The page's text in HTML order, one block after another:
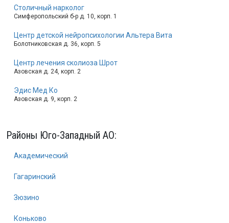
Столичный нарколог
Симферопольский б-р д. 10, корп. 1
Центр детской нейропсихологии Альтера Вита
Болотниковская д. 36, корп. 5
Центр лечения сколиоза Шрот
Азовская д. 24, корп. 2
Эдис Мед Ко
Азовская д. 9, корп. 2
Районы Юго-Западный АО:
Академический
Гагаринский
Зюзино
Коньково